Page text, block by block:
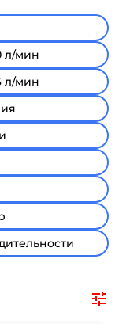
л/мин
л/мин